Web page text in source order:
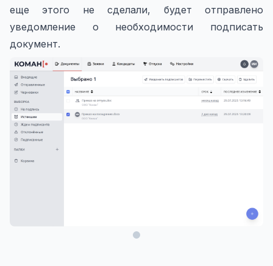
еще этого не сделали, будет отправлено
уведомление о необходимости подписать
документ.